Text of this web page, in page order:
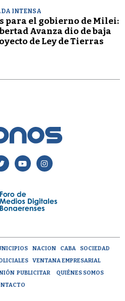
INTENSA
para el gobierno de Milei:
Avanza dio de baja
de Ley de Tierras
NACION CABA
SOCIEDAD
VENTANA EMPRESARIAL
PUBLICITAR
QUIÉNES SOMOS